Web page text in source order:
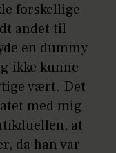
forskellige
andet til
en dummy
ikke kunne
vært. Det
med mig
at
da han var